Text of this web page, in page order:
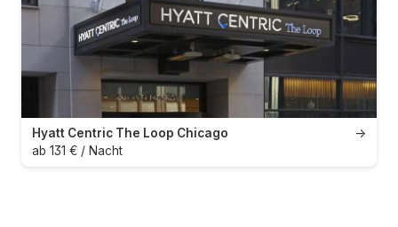
→
Hyatt Centric The Loop Chicago
ab 131 € / Nacht